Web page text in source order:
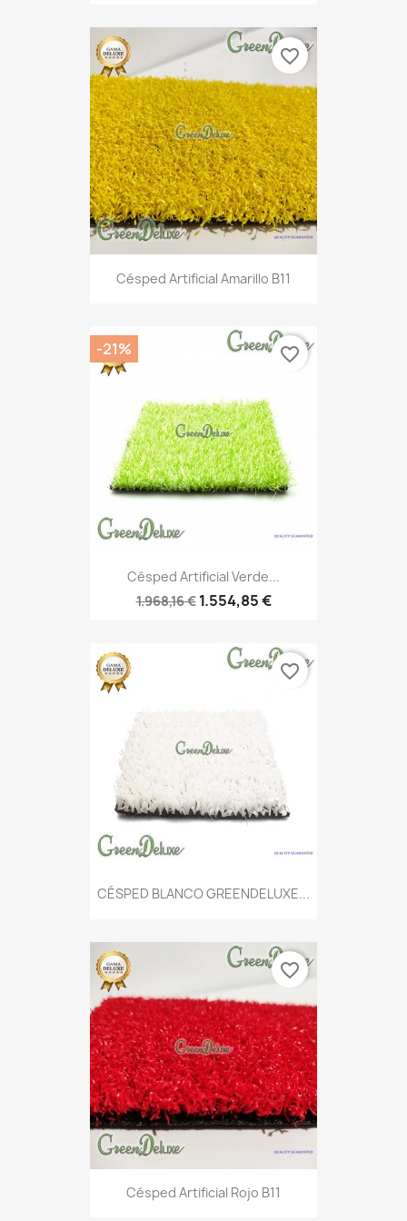
Césped Artificial Amarillo B11
favorite_border
Césped Artificial Verde...
1.968,16 € 1.554,85 €
-21% favorite_border
CÉSPED BLANCO GREENDELUXE...
favorite_border
Césped Artificial Rojo B11
favorite_border